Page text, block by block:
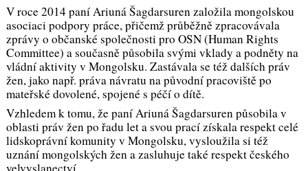
V roce 2014 paní Ariuná Šagdarsuren založila mongolskou
asociaci podpory práce, přičemž průběžně zpracovávala
zprávy o občanské společnosti pro OSN (Human Rights
Committee) a současně působila svými vklady a podněty na
vládní aktivity v Mongolsku. Zastávala se též dalších práv
žen, jako např. práva návratu na původní pracoviště po
mateřské dovolené, spojené s péčí o dítě.
Vzhledem k tomu, že paní Ariuná Šagdarsuren působila v
oblasti práv žen po řadu let a svou prací získala respekt celé
lidskoprávní komunity v Mongolsku, vysloužila si též
uznání mongolských žen a zasluhuje také respekt českého